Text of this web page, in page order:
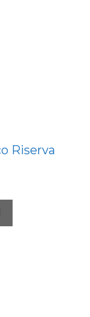
Riserva